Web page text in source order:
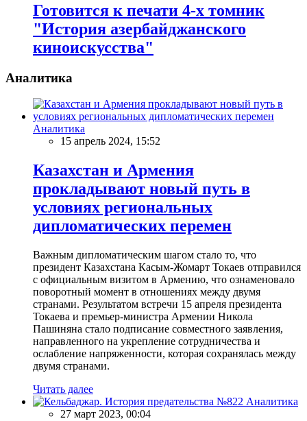
Готовится к печати 4-х томник
"История азербайджанского
киноискусства"
Аналитика
Аналитика
15 апрель 2024, 15:52
Казахстан и Армения
прокладывают новый путь в
условиях региональных
дипломатических перемен
Важным дипломатическим шагом стало то, что
президент Казахстана Касым-Жомарт Токаев отправился
с официальным визитом в Армению, что ознаменовало
поворотный момент в отношениях между двумя
странами. Результатом встречи 15 апреля президента
Токаева и премьер-министра Армении Никола
Пашиняна стало подписание совместного заявления,
направленного на укрепление сотрудничества и
ослабление напряженности, которая сохранялась между
двумя странами.
Читать далее
Аналитика
27 март 2023, 00:04